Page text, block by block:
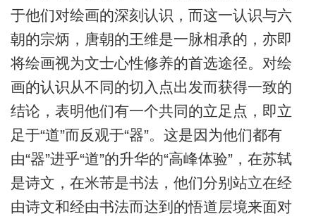
于他们对绘画的深刻认识，而这一认识与六
朝的宗炳，唐朝的王维是一脉相承的，亦即
将绘画视为文士心性修养的首选途径。对绘
画的认识从不同的切入点出发而获得一致的
结论，表明他们有一个共同的立足点，即立
足于“道”而反观于“器”。这是因为他们都有
由“器”进乎“道”的升华的“高峰体验”，在苏轼
是诗文，在米芾是书法，他们分别站立在经
由诗文和经由书法而达到的悟道层境来面对